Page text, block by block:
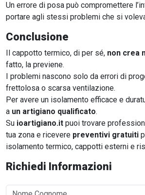
Un errore di posa può compromettere
portare agli stessi problemi che si
Conclusione
Il cappotto termico, di per sé, non crea
fatto, la previene.
I problemi nascono solo da errori di
frettolosa o scarsa ventilazione.
Per avere un isolamento efficace e
a un artigiano qualificato.
Su ioartigiano.it puoi trovare
tua zona e ricevere preventivi gratuiti
isolamento termico, cappotti esterni e
Richiedi Informazioni